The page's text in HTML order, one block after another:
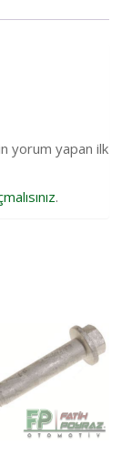
yorum yapan ilk
.